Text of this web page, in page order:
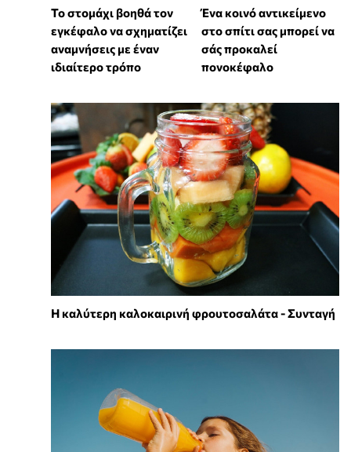
Το στομάχι βοηθά τον
εγκέφαλο να σχηματίζει
αναμνήσεις με έναν
ιδιαίτερο τρόπο
Ένα κοινό αντικείμενο
στο σπίτι σας μπορεί να
σάς προκαλεί
πονοκέφαλο
Η καλύτερη καλοκαιρινή φρουτοσαλάτα - Συνταγή